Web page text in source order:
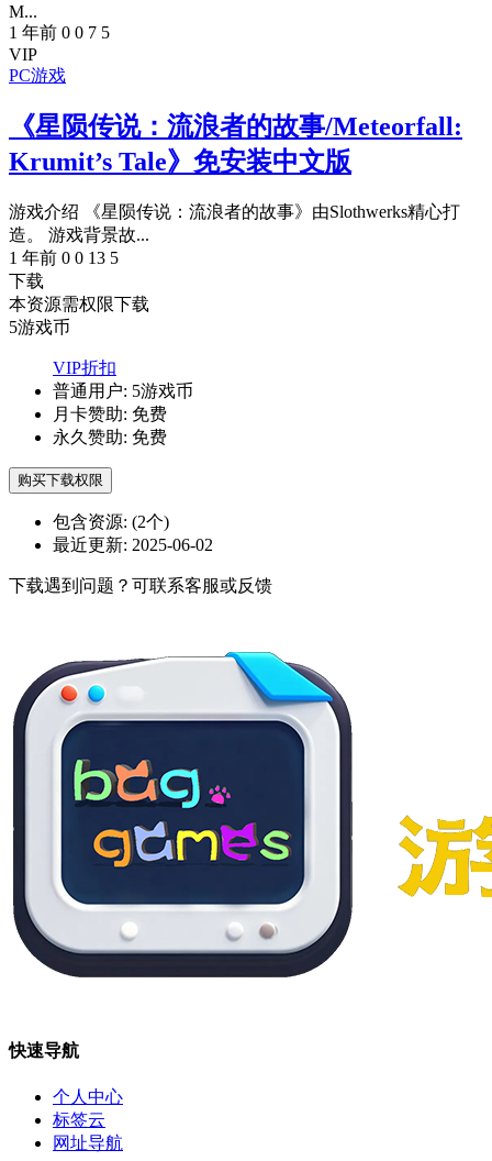
M...
1 年前 0 0 7 5
VIP
PC游戏
《星陨传说：流浪者的故事/Meteorfall:
Krumit’s Tale》免安装中文版
游戏介绍 《星陨传说：流浪者的故事》由Slothwerks精心打
造。 游戏背景故...
1 年前 0 0 13 5
下载
本资源需权限下载
5游戏币
VIP折扣
普通用户: 5游戏币
月卡赞助: 免费
永久赞助: 免费
购买下载权限
包含资源: (2个)
最近更新: 2025-06-02
下载遇到问题？可联系客服或反馈
快速导航
个人中心
标签云
网址导航